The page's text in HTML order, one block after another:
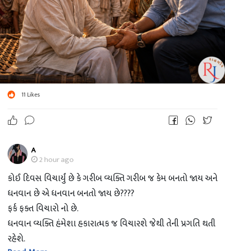
11 Likes
A
2 hour ago
કોઈ દિવસ વિચાર્યું છે કે ગરીબ વ્યક્તિ ગરીબ જ કેમ બનતો જાય અને
ધનવાન છે એ ધનવાન બનતો જાય છે????
ફર્ક ફક્ત વિચારો નો છે.
ધનવાન વ્યક્તિ હંમેશા હકારાત્મક જ વિચારશે જેથી તેની પ્રગતિ થતી
રહેશે.